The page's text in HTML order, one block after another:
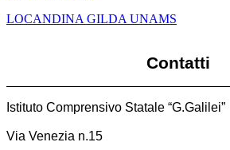
LOCANDINA GILDA UNAMS
Contatti
Istituto Comprensivo Statale “G.Galilei”
Via Venezia n.15